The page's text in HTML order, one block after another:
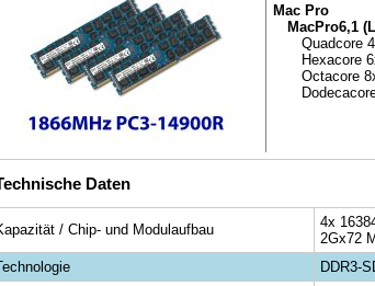
Mac Pro
MacPro6,1
Quadcore
Hexacore
Octacore
Daten
/ Chip- und Modulaufbau
4x
2Gx72
DDR3-